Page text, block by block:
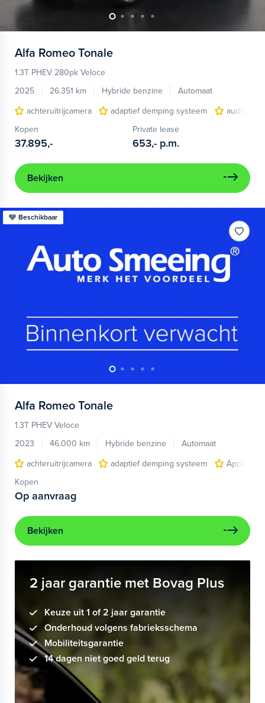
Alfa Romeo Tonale
1.3T PHEV 280pk Veloce
2025
26.351 km Hybride benzine
Automaat
achteruitrijcamera
adaptief demping systeem
audio
Kopen
37.895,-
Private lease
653,- p.m.
Bekijken
Beschikbaar
Alfa Romeo Tonale
1.3T PHEV Veloce
2023
46.000 km Hybride benzine
Automaat
achteruitrijcamera
adaptief demping systeem
Apple
Kopen
Op aanvraag
Bekijken
2 jaar garantie met Bovag Plus
Keuze uit 1 of 2 jaar garantie
Onderhoud volgens fabrieksschema
Mobiliteitsgarantie
14 dagen niet goed geld terug